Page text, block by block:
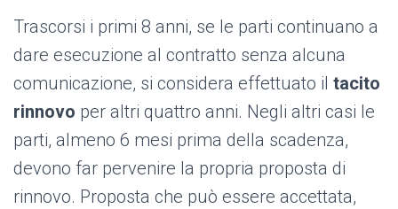
Trascorsi i primi 8 anni, se le parti continuano a
dare esecuzione al contratto senza alcuna
comunicazione, si considera effettuato il tacito
rinnovo per altri quattro anni. Negli altri casi le
parti, almeno 6 mesi prima della scadenza,
devono far pervenire la propria proposta di
rinnovo. Proposta che può essere accettata,